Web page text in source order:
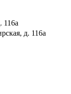
116а
д. 116а